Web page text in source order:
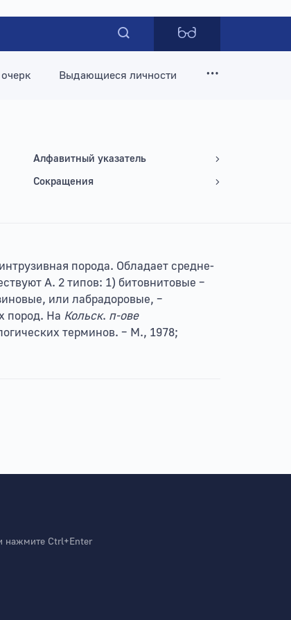
Выдающиеся личности
Алфавитный указатель
Сокращения
порода. Обладает средне-
А. 2 типов: 1) битовнитовые –
или лабрадоровые, –
пород. На Кольск. п-ове
терминов. – М., 1978;
Ctrl+Enter